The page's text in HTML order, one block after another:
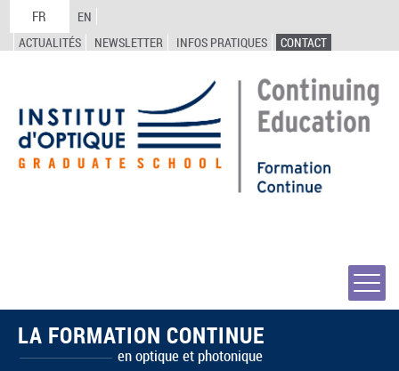
FR
EN
ACTUALITÉS
NEWSLETTER INFOS PRATIQUES CONTACT
LA FORMATION CONTINUE
en optique et photonique